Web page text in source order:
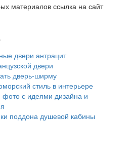
материалов ссылка на сайт
двери антрацит
двери
дверь-ширму
стиль в интерьере
фото с идеями дизайна и
поддона душевой кабины